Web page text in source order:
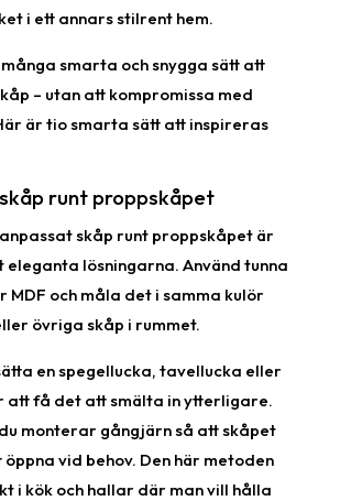
i ett annars stilrent hem.
smarta och snygga sätt att
– utan att kompromissa med
är tio smarta sätt att inspireras
runt proppskåpet
skåp runt proppskåpet är
eleganta lösningarna. Använd tunna
MDF och måla det i samma kulör
övriga skåp i rummet.
en spegellucka, tavellucka eller
att få det att smälta in ytterligare.
monterar gångjärn så att skåpet
vid behov. Den här metoden
i kök och hallar där man vill hålla